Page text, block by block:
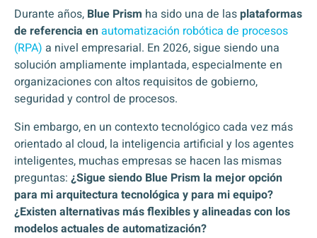
Durante años, Blue Prism ha sido una de lasplataformas
de referencia enautomatización robótica de procesos
(RPA) a nivel empresarial. En 2026, sigue siendo una
solución ampliamente implantada, especialmente en
organizaciones con altos requisitos de gobierno,
seguridad y control de procesos.
Sin embargo, en un contexto tecnológico cada vez más
orientado al cloud, la inteligencia artificial y los agentes
inteligentes, muchas empresas se hacen las mismas
preguntas: ¿Sigue siendo Blue Prism la mejor opción
para mi arquitectura tecnológica y para mi equipo?
¿Existen alternativas más flexibles y alineadas con los
modelos actuales de automatización?